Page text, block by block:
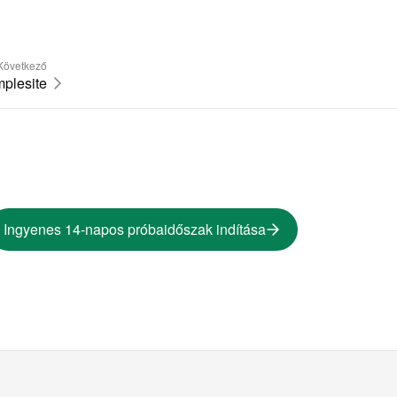
Ingyenes 14-napos próbaidőszak indítása